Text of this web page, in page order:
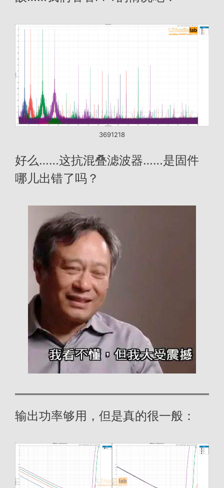
3691218
好么……这抗混叠滤波器……是固件
哪儿出错了吗？
输出功率够用，但是真的很一般：